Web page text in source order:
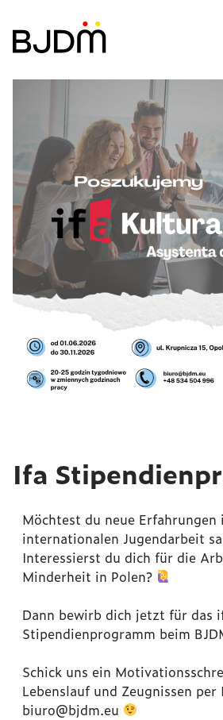
Ifa
Möchtest du neue Erfahrungen
internationalen Jugendarbeit
Interessierst du dich für die
Minderheit in Polen?
Dann bewirb dich jetzt für das
Stipendienprogramm beim
Schick uns ein
Lebenslauf und Zeugnissen per
biuro@bjdm.eu